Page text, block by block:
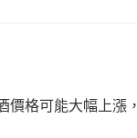
價格可能大幅上漲